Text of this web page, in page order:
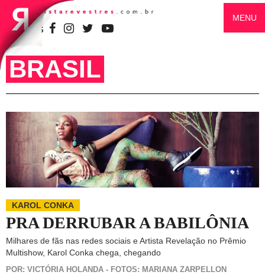
SIGA-NOS
MENU
BRASIL
KAROL CONKA
PRA DERRUBAR A BABILÔNIA
Milhares de fãs nas redes sociais e Artista Revelação no Prêmio
Multishow, Karol Conka chega, chegando
POR: VICTÓRIA HOLANDA - FOTOS: MARIANA ZARPELLON